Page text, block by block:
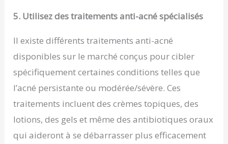
5. Utilisez des traitements anti-acné spécialisés
Il existe différents traitements anti-acné
disponibles sur le marché conçus pour cibler
spécifiquement certaines conditions telles que
l’acné persistante ou modérée/sévère. Ces
traitements incluent des crèmes topiques, des
lotions, des gels et même des antibiotiques oraux
qui aideront à se débarrasser plus efficacement